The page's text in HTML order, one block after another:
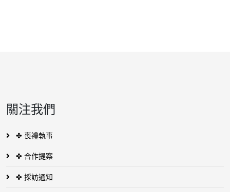
關注我們
✤ 喪禮執事
✤ 合作提案
✤ 採訪通知